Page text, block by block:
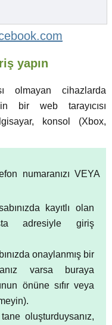
yapın
olmayan cihazlarda
bir web tarayıcısı
konsol (Xbox,
numaranızı VEYA
kayıtlı olan
adresiyle giriş
onaylanmış bir
varsa buraya
önüne sıfır veya
oluşturduysanız,